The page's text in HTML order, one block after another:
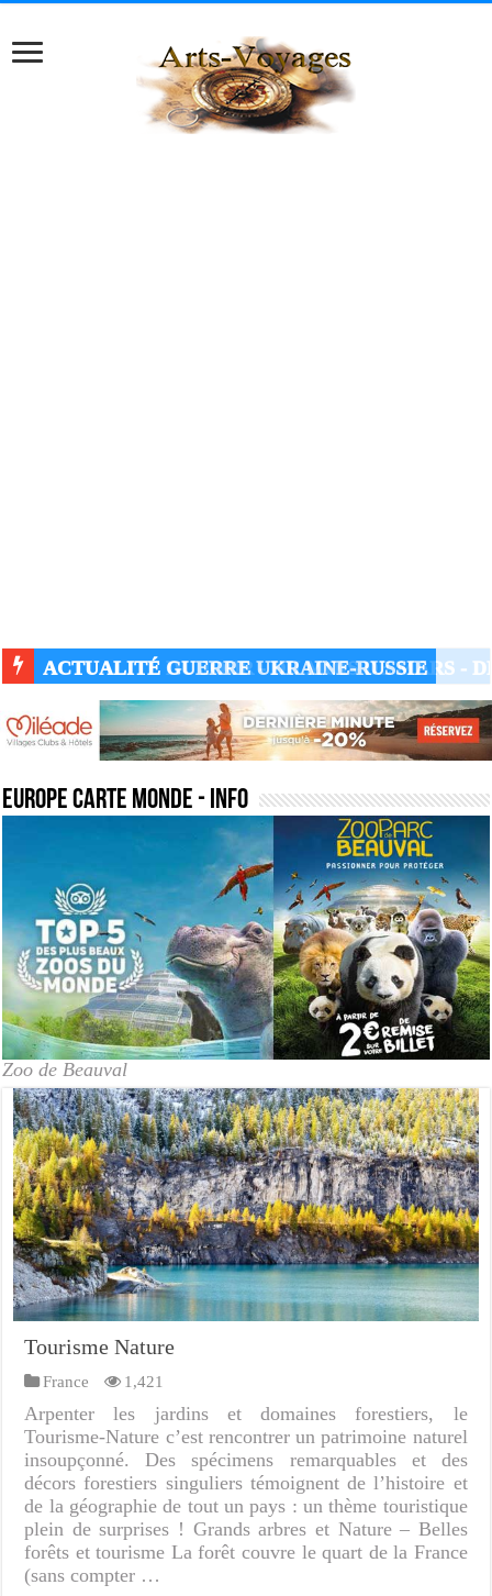
ACTUALITÉ GUERRE UKRAINE-RUSSIE
europe carte monde - Info
Zoo de Beauval
Tourisme Nature
France 1,421
Arpenter les jardins et domaines forestiers, le
Tourisme-Nature c’est rencontrer un patrimoine naturel
insoupçonné. Des spécimens remarquables et des
décors forestiers singuliers témoignent de l’histoire et
de la géographie de tout un pays : un thème touristique
plein de surprises ! Grands arbres et Nature – Belles
forêts et tourisme La forêt couvre le quart de la France
(sans compter …